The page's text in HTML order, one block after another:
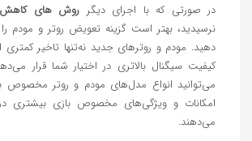
در صورتی که با اجرای دیگر روش های
نرسیدید، بهتر است گزینه تعویض روتر و مودم را
دهید. مودم و روترهای جدید نه‌تنها تاخیر کمتری
کیفیت سیگنال بالاتری در اختیار شما قرار
می‌توانید انواع مدل‌های مودم و روتر مخصوص
امکانات و ویژگی‌های مخصوص بازی بیشتری در
می‌دهند.